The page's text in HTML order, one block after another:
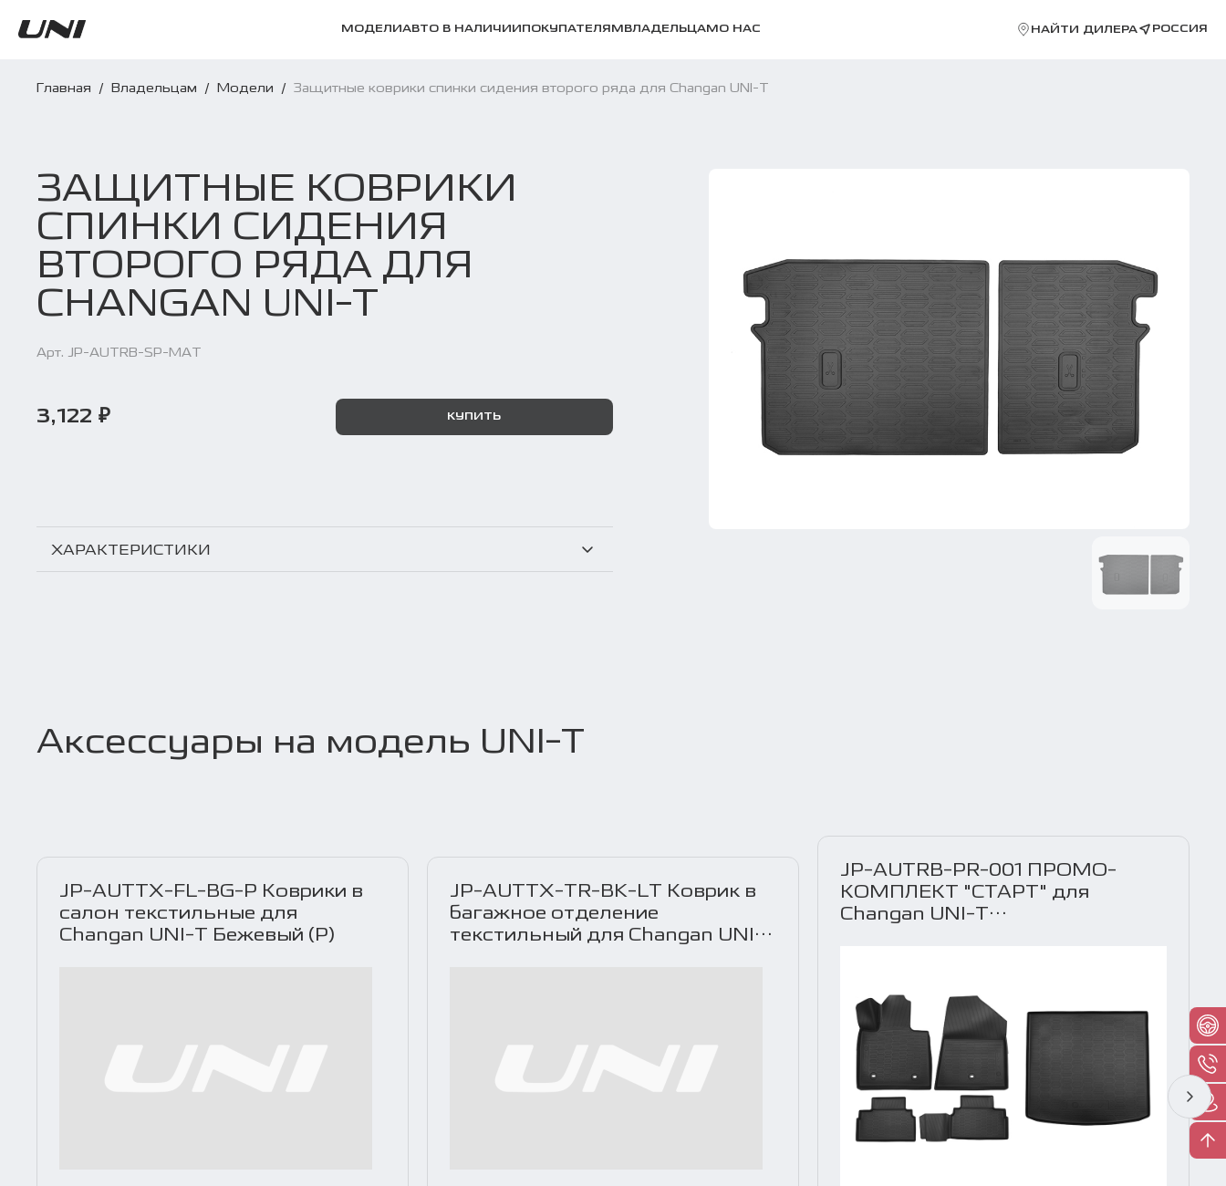
МОДЕЛИАВТО В НАЛИЧИИПОКУПАТЕЛЯМВЛАДЕЛЬЦАМО НАС НАЙТИ ДИЛЕРА РОССИЯ
Главная / Владельцам / Модели / Защитные коврики спинки сидения второго ряда для Changan UNI-T
ЗАЩИТНЫЕ КОВРИКИ
СПИНКИ СИДЕНИЯ
ВТОРОГО РЯДА ДЛЯ
CHANGAN UNI-T
Арт. JP-AUTRB-SP-MAT
3,122 ₽ КУПИТЬ
ХАРАКТЕРИСТИКИ
Аксессуары на модель UNI-T
JP-AUTTX-FL-BG-P Коврики в
салон текстильные для
Changan UNI-T Бежевый (P)
JP-AUTTX-TR-BK-LT Коврик в
багажное отделение
текстильный для Changan UNI-
JP-AUTRB-PR-001 ПРОМО-
КОМПЛЕКТ "СТАРТ" для
Changan UNI-T